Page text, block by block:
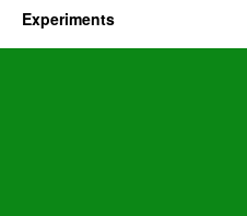
Experiments